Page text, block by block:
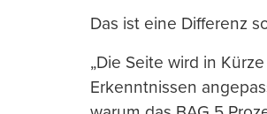
Das ist eine Differenz
„Die Seite wird in
Erkenntnissen